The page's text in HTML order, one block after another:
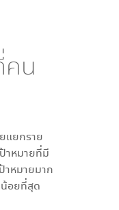
คน
แยกราย
าหมายที่มี
าหมายมาก
อยที่สุด